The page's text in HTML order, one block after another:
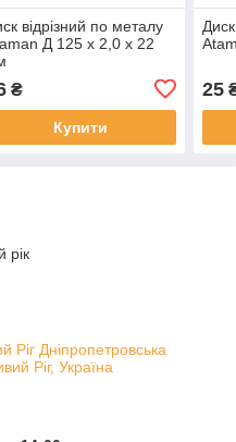
відрізний по металу
Д 125 х 2,0 х 22
₴
Купити
25
рік
Ріг Дніпропетровська
Ріг, Україна